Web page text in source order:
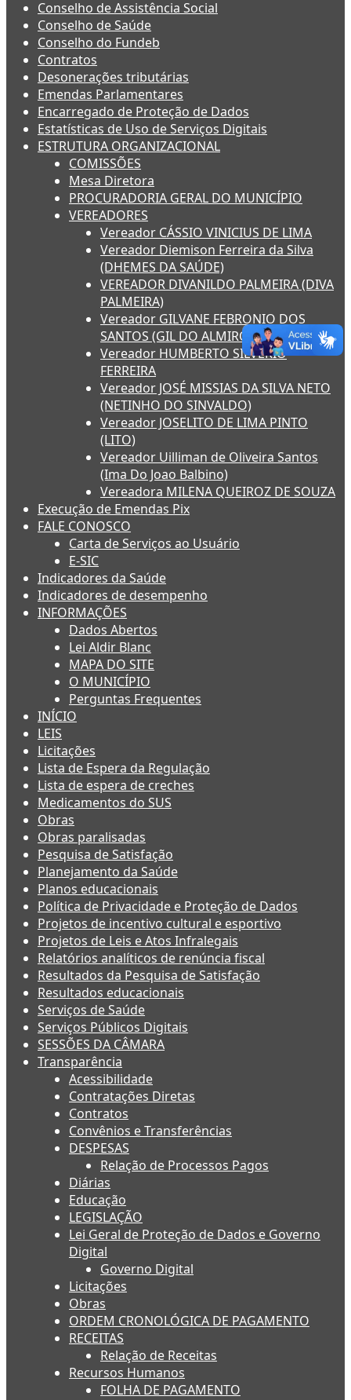
Conselho de Assistência Social
Conselho de Saúde
Conselho do Fundeb
Contratos
Desonerações tributárias
Emendas Parlamentares
Encarregado de Proteção de Dados
Estatísticas de Uso de Serviços Digitais
ESTRUTURA ORGANIZACIONAL
COMISSÕES
Mesa Diretora
PROCURADORIA GERAL DO MUNICÍPIO
VEREADORES
Vereador CÁSSIO VINICIUS DE LIMA
Vereador Diemison Ferreira da Silva
(DHEMES DA SAÚDE)
VEREADOR DIVANILDO PALMEIRA (DIVA
PALMEIRA)
Vereador GILVANE FEBRONIO DOS
SANTOS (GIL DO ALMIRO)
Vereador HUMBERTO SILVÉRIO
FERREIRA
Vereador JOSÉ MISSIAS DA SILVA NETO
(NETINHO DO SINVALDO)
Vereador JOSELITO DE LIMA PINTO
(LITO)
Vereador Uilliman de Oliveira Santos
(Ima Do Joao Balbino)
Vereadora MILENA QUEIROZ DE SOUZA
Execução de Emendas Pix
FALE CONOSCO
Carta de Serviços ao Usuário
E-SIC
Indicadores da Saúde
Indicadores de desempenho
INFORMAÇÕES
Dados Abertos
Lei Aldir Blanc
MAPA DO SITE
O MUNICÍPIO
Perguntas Frequentes
INÍCIO
LEIS
Licitações
Lista de Espera da Regulação
Lista de espera de creches
Medicamentos do SUS
Obras
Obras paralisadas
Pesquisa de Satisfação
Planejamento da Saúde
Planos educacionais
Política de Privacidade e Proteção de Dados
Projetos de incentivo cultural e esportivo
Projetos de Leis e Atos Infralegais
Relatórios analíticos de renúncia fiscal
Resultados da Pesquisa de Satisfação
Resultados educacionais
Serviços de Saúde
Serviços Públicos Digitais
SESSÕES DA CÂMARA
Transparência
Acessibilidade
Contratações Diretas
Contratos
Convênios e Transferências
DESPESAS
Relação de Processos Pagos
Diárias
Educação
LEGISLAÇÃO
Lei Geral de Proteção de Dados e Governo
Digital
Governo Digital
Licitações
Obras
ORDEM CRONOLÓGICA DE PAGAMENTO
RECEITAS
Relação de Receitas
Recursos Humanos
FOLHA DE PAGAMENTO